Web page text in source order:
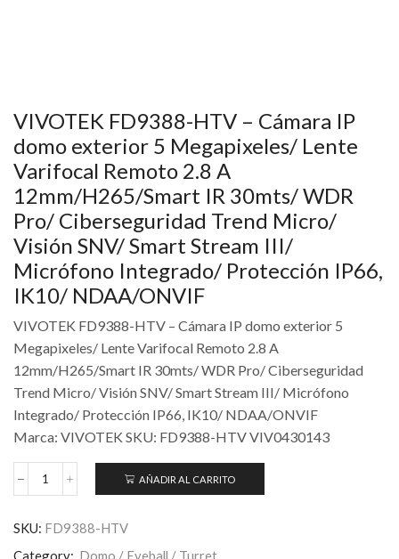
VIVOTEK FD9388-HTV – Cámara IP
domo exterior 5 Megapixeles/ Lente
Varifocal Remoto 2.8 A
12mm/H265/Smart IR 30mts/ WDR
Pro/ Ciberseguridad Trend Micro/
Visión SNV/ Smart Stream III/
Micrófono Integrado/ Protección IP66,
IK10/ NDAA/ONVIF
VIVOTEK FD9388-HTV – Cámara IP domo exterior 5
Megapixeles/ Lente Varifocal Remoto 2.8 A
12mm/H265/Smart IR 30mts/ WDR Pro/ Ciberseguridad
Trend Micro/ Visión SNV/ Smart Stream III/ Micrófono
Integrado/ Protección IP66, IK10/ NDAA/ONVIF
Marca: VIVOTEK SKU: FD9388-HTV VIV0430143
AÑADIR AL CARRITO
SKU: FD9388-HTV
Category: Domo / Eyeball / Turret